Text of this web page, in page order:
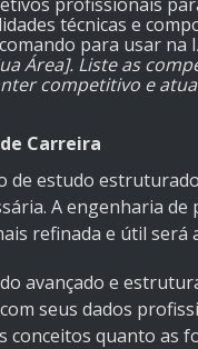
técnicas e
para usar na
Área]. Liste as
competitivo e
Carreira
de estudo
A engenharia
refinada e útil será
avançado e
seus dados
quanto as